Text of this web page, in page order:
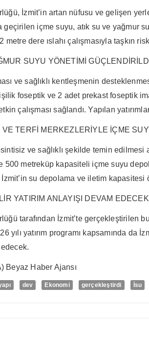
İzmit’in artan nüfusu ve gelişen
içme suyu, atık su ve yağmur
metre dere ıslahı çalışmasıyla taşkın
SUYU YÖNETİMİ
ve sağlıklı kentleşmenin
foseptik ve 2 adet prekast foseptik
çalışması sağlandı. Yapılan
TERFİ MERKEZLERİYLE İÇME
ve sağlıklı şekilde temin
500 metreküp kapasiteli içme suyu
su depolama ve iletim kapasitesi
YATIRIM ANLAYIŞI DEVAM EDECEK
tarafından İzmit’te gerçekleştirilen
yılı yatırım programı kapsamında
Beyaz Haber Ajansı
dev Ekonomi gerçekleştirdi İsu